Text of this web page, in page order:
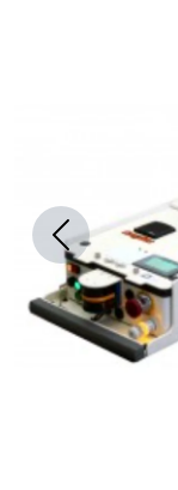
Previous